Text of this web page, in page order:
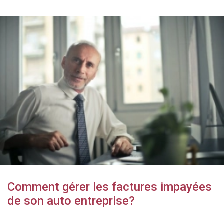
Comment gérer les factures impayées
de son auto entreprise?